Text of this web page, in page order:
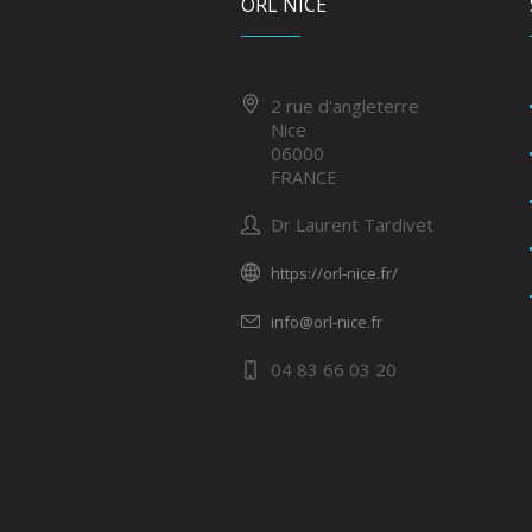
2 rue d'angleterre
Nice
06000
FRANCE
Dr Laurent Tardivet
https://orl-nice.fr/
info@orl-nice.fr
04 83 66 03 20